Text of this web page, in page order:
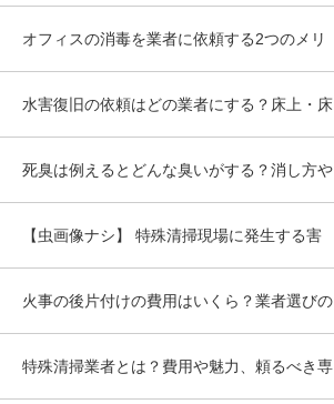
オフィスの消毒を業者に依頼する2つのメリ
水害復旧の依頼はどの業者にする？床上・床
死臭は例えるとどんな臭いがする？消し方や
【虫画像ナシ】 特殊清掃現場に発生する害
火事の後片付けの費用はいくら？業者選びの
特殊清掃業者とは？費用や魅力、頼るべき専